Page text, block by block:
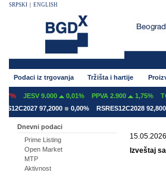
SRPSKI ENGLISH
Podaci iz trgovanja Tržišta i hartije
JESV 9.000 0,01% PPVA 2.900 1,75%
97,2000
0,00% RSRES12C2028 92,8000
Dnevni podaci
Prime Listing
Open Market
MTP
Aktivnost
Izveštaj